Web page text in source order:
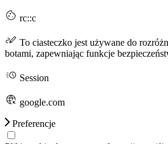
rc::c
To ciasteczko jest używane do
botami, zapewniając funkcje
Session
google.com
Preferencje